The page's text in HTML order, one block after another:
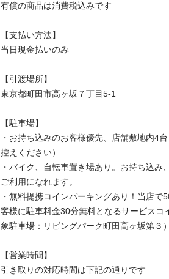
有償の商品は消費税込みです
【⽀払い⽅法】
当⽇現⾦払いのみ
【引渡場所】
東京都町田市高ヶ坂７丁目5-1
【駐⾞場】
・お持ち込みのお客様優先、店舗敷地内4
控えください）
・バイク、自転車置き場あり。お持ち込み
ご利用になれます。
・無料提携コインパーキングあり！当店で
客様に駐車料金30分無料となるサービスコ
象駐車場：リビングパーク町田高ヶ坂第３
【営業時間】
引き取りの対応時間は下記の通りです